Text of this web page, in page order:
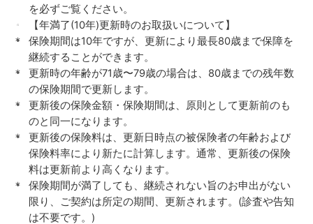
を必ずご覧ください。
【年満了(10年)更新時のお取扱いについて】
保険期間は10年ですが、更新により最長80歳まで保障を
継続することができます。
更新時の年齢が71歳〜79歳の場合は、80歳までの残年数
の保険期間で更新します。
更新後の保険金額・保険期間は、原則として更新前のも
のと同一になります。
更新後の保険料は、更新日時点の被保険者の年齢および
保険料率により新たに計算します。通常、更新後の保険
料は更新前より高くなります。
保険期間が満了しても、継続されない旨のお申出がない
限り、ご契約は所定の期間、更新されます。(診査や告知
は不要です。)